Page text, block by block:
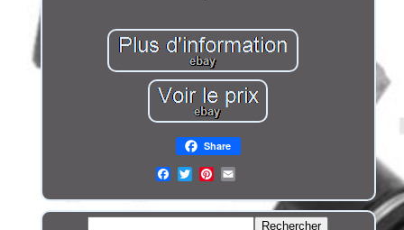
Share